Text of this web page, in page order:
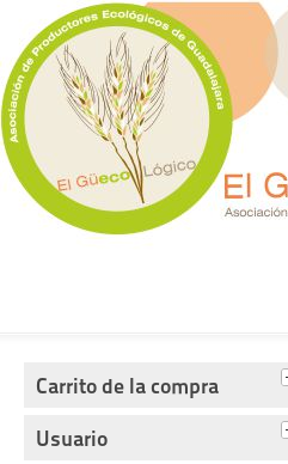
Carrito de la compra
Usuario